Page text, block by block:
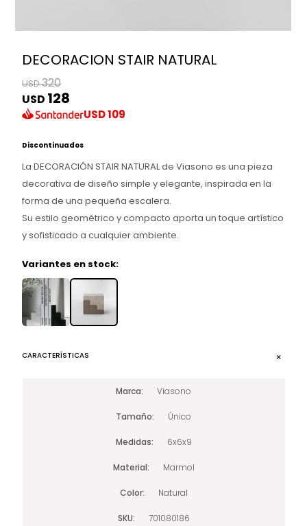
DECORACION STAIR NATURAL
USD320
USD 128
USD109
Discontinuados
La DECORACIÓN STAIR NATURAL de Viasono es una pieza
decorativa de diseño simple y elegante, inspirada en la
forma de una pequeña escalera.
Su estilo geométrico y compacto aporta un toque artístico
y sofisticado a cualquier ambiente.
Variantes en stock:
CARACTERÍSTICAS
Marca Viasono
Tamaño Único
Medidas 6x6x9
Material Marmol
Color Natural
SKU 701080186